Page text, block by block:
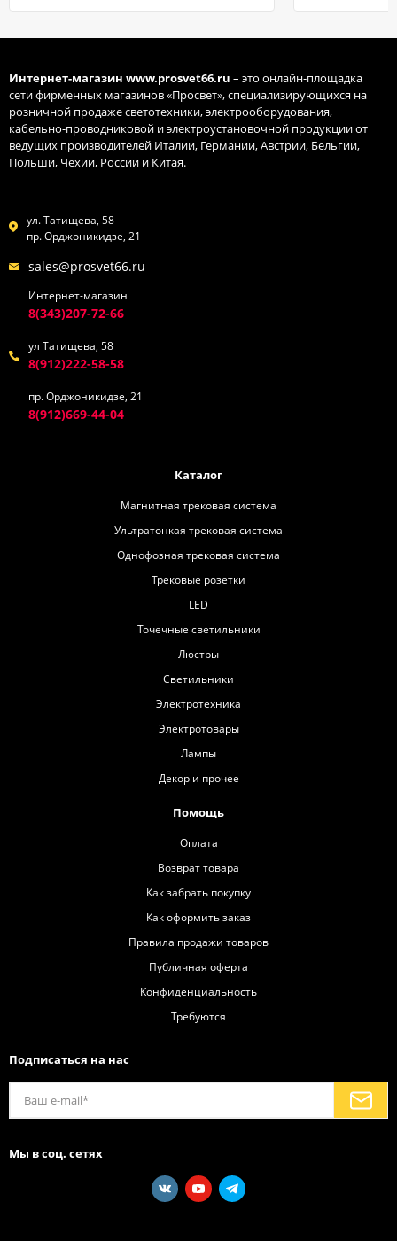
Интернет-магазин www.prosvet66.ru – это онлайн-площадка
сети фирменных магазинов «Просвет», специализирующихся на
розничной продаже светотехники, электрооборудования,
кабельно-проводниковой и электроустановочной продукции от
ведущих производителей Италии, Германии, Австрии, Бельгии,
Польши, Чехии, России и Китая.
ул. Татищева, 58
пр. Орджоникидзе, 21
sales@prosvet66.ru
Интернет-магазин
8(343)207-72-66
ул Татищева, 58
8(912)222-58-58
пр. Орджоникидзе, 21
8(912)669-44-04
Каталог
Магнитная трековая система
Ультратонкая трековая система
Однофозная трековая система
Трековые розетки
LED
Точечные светильники
Люстры
Светильники
Электротехника
Электротовары
Лампы
Декор и прочее
Помощь
Оплата
Возврат товара
Как забрать покупку
Как оформить заказ
Правила продажи товаров
Публичная оферта
Конфиденциальность
Требуются
Подписаться на нас
Мы в соц. сетях